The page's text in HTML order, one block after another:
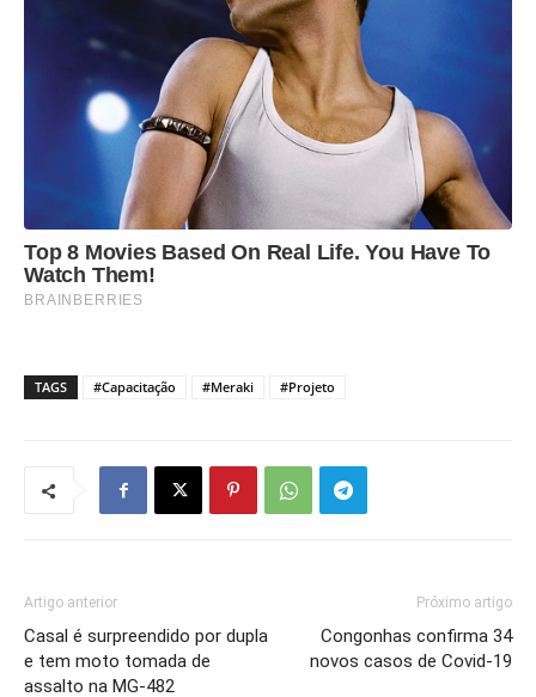
TAGS #Capacitação #Meraki #Projeto
Artigo anterior
Casal é surpreendido por dupla
e tem moto tomada de
assalto na MG-482
Próximo artigo
Congonhas confirma 34
novos casos de Covid-19